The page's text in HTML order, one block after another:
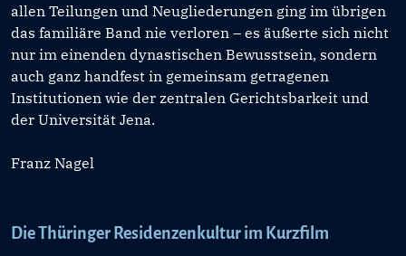
allen Teilungen und Neugliederungen ging im übrigen
das familiäre Band nie verloren – es äußerte sich nicht
nur im einenden dynastischen Bewusstsein, sondern
auch ganz handfest in gemeinsam getragenen
Institutionen wie der zentralen Gerichtsbarkeit und
der Universität Jena.
Franz Nagel
Die Thüringer Residenzenkultur im Kurzfilm